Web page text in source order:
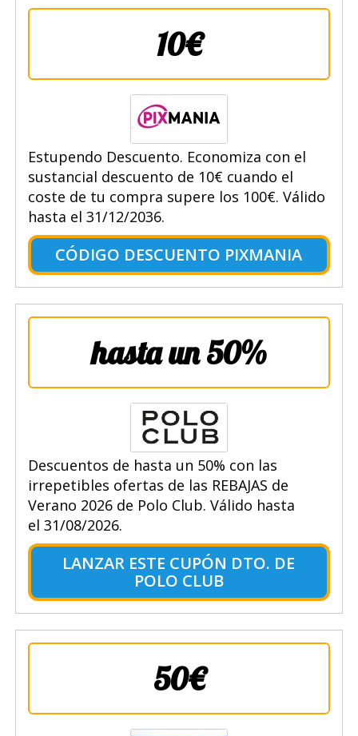
10€
Estupendo Descuento. Economiza con el
sustancial descuento de 10€ cuando el
coste de tu compra supere los 100€. Válido
hasta el 31/12/2036.
CÓDIGO DESCUENTO PIXMANIA
hasta un 50%
Descuentos de hasta un 50% con las
irrepetibles ofertas de las REBAJAS de
Verano 2026 de Polo Club. Válido hasta
el 31/08/2026.
LANZAR ESTE CUPÓN DTO. DE
POLO CLUB
50€